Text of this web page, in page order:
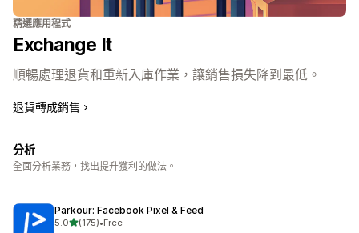
精選應用程式
Exchange It
順暢處理退貨和重新入庫作業，讓銷售損失降到最低。
退貨轉成銷售
分析
全面分析業務，找出提升獲利的做法。
Parkour: Facebook Pixel & Feed
5.0滿分 5 顆星
(175)
共有 175 則評價
•Free